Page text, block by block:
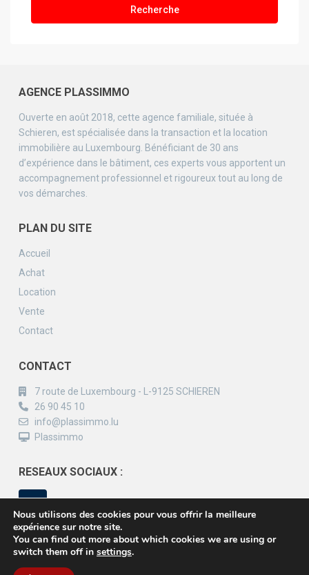
Recherche
AGENCE PLASSIMMO
Ouverte en août 2018, cette agence familiale, située à
Schieren, est spécialisée dans la transaction et la location
immobilière au Luxembourg. Bénéficiant de 30 ans
d’expérience dans le bâtiment, ces experts vous apportent un
accompagnement professionnel et rigoureux tout au long de
vos démarches.
PLAN DU SITE
Accueil
Achat
Location
Vente
Contact
CONTACT
7 route de Luxembourg - L-9125 SCHIEREN
26 90 45 10
info@plassimmo.lu
Plassimmo
RESEAUX SOCIAUX :
Copyright 2019 - Plassimmo - Un site Inside Communication
Nous utilisons des cookies pour vous offrir la meilleure
expérience sur notre site.
You can find out more about which cookies we are using or
switch them off in settings.